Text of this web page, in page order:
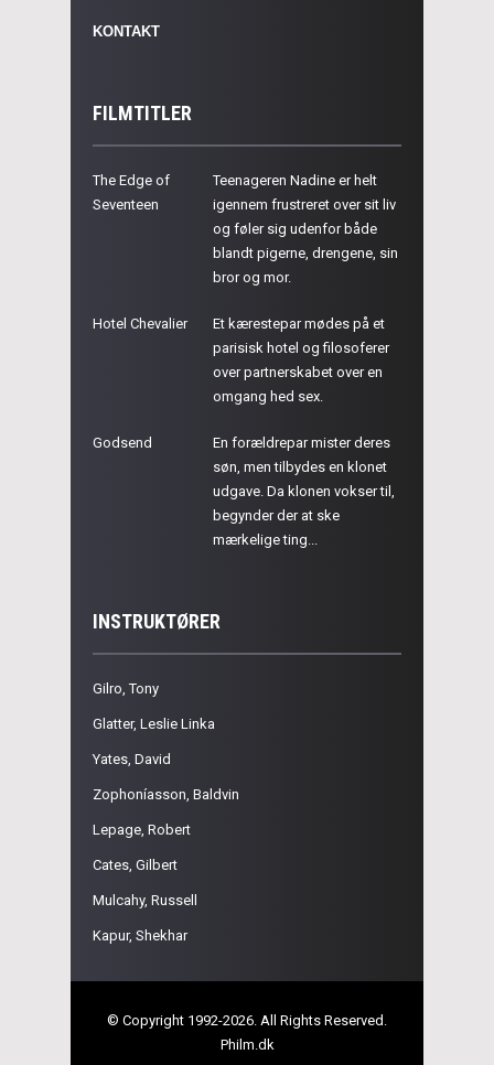
KONTAKT
FILMTITLER
The Edge of
Seventeen
Teenageren Nadine er helt
igennem frustreret over sit liv
og føler sig udenfor både
blandt pigerne, drengene, sin
bror og mor.
Hotel Chevalier
Et kærestepar mødes på et
parisisk hotel og filosoferer
over partnerskabet over en
omgang hed sex.
Godsend
En forældrepar mister deres
søn, men tilbydes en klonet
udgave. Da klonen vokser til,
begynder der at ske
mærkelige ting...
INSTRUKTØRER
Gilro, Tony
Glatter, Leslie Linka
Yates, David
Zophoníasson, Baldvin
Lepage, Robert
Cates, Gilbert
Mulcahy, Russell
Kapur, Shekhar
© Copyright 1992-2026. All Rights Reserved.
Philm.dk